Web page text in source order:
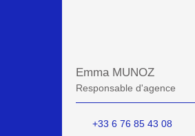
Emma MUNOZ
Responsable d'agence
+33 6 76 85 43 08